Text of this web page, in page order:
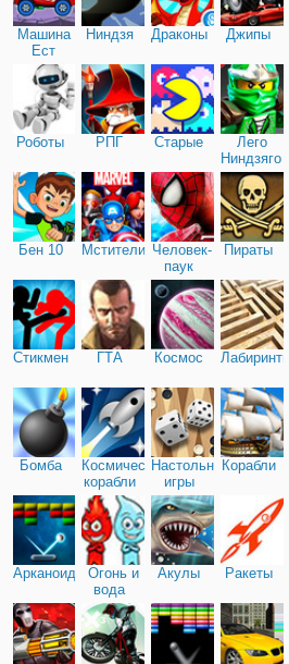
Машина
Ест
Машину
Ниндзя Драконы Джипы
Роботы РПГ Старые
Лего
Ниндзяго
Бен 10 Мстители Человек-
паук
Пираты
Стикмен ГТА Космос Лабиринты
Бомба
Космические
корабли
Настольные
игры
Корабли
Арканоид
Огонь и
вода
Акулы Ракеты